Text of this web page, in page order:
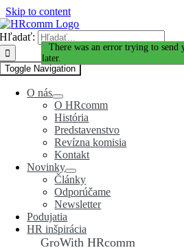
Skip to content
Hľadať:
Toggle Navigation
O nás
O HRcomm
História
Predstavenstvo
Revízna komisia
Kontakt
Novinky
Články
Odporúčame
Newsletter
Podujatia
HR inšpirácia
GroWith HRcomm
Ďakujeme za Váš záujem!
There was an error trying to send
later.